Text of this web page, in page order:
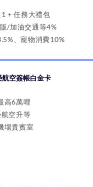
+ 任務大禮包
/加油交通等4%
、寵物消費10%
空簽帳白金卡
高6萬哩
空升等
場貴賓室